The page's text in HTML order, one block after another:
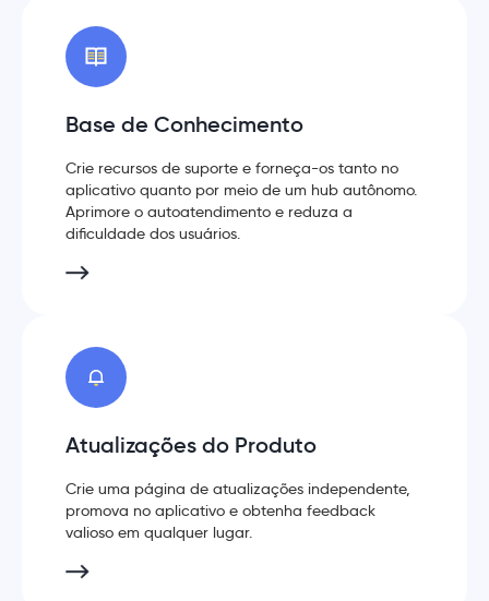
Base de Conhecimento
Crie recursos de suporte e forneça-os tanto no
aplicativo quanto por meio de um hub autônomo.
Aprimore o autoatendimento e reduza a
dificuldade dos usuários.
Atualizações do Produto
Crie uma página de atualizações independente,
promova no aplicativo e obtenha feedback
valioso em qualquer lugar.